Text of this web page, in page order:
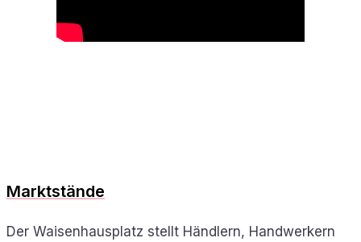
Marktstände
Der Waisenhausplatz stellt Händlern, Handwerkern